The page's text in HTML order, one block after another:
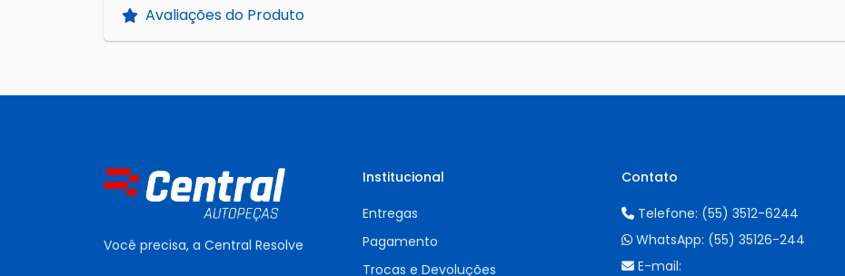
Avaliações do Produto
Você precisa, a Central Resolve
Institucional
Entregas
Pagamento
Trocas e Devoluções
Contato
Telefone: (55) 3512-6244
WhatsApp: (55) 35126-244
E-mail: